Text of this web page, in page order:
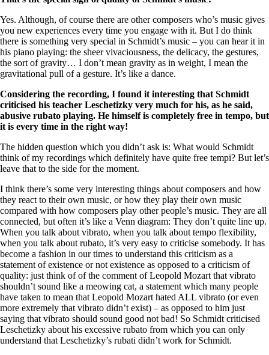
Yes. Although, of course there are other composers who’s music gives
you new experiences every time you engage with it. But I do think
there is something very special in Schmidt’s music – you can hear it in
his piano playing: the sheer vivaciousness, the delicacy, the gestures,
the sort of gravity… I don’t mean gravity as in weight, I mean the
gravitational pull of a gesture. It’s like a dance.
Considering the recording, I found it interesting that Schmidt
criticised his teacher Leschetizky very much for his, as he said,
abusive rubato playing. He himself is completely free in tempo, but
it is every time in the right way!
The hidden question which you didn’t ask is: What would Schmidt
think of my recordings which definitely have quite free tempi? But let’s
leave that to the side for the moment.
I think there’s some very interesting things about composers and how
they react to their own music, or how they play their own music
compared with how composers play other people’s music. They are all
connected, but often it’s like a Venn diagram: They don’t quite line up.
When you talk about vibrato, when you talk about tempo flexibility,
when you talk about rubato, it’s very easy to criticise somebody. It has
become a fashion in our times to understand this criticism as a
statement of existence or not existence as opposed to a criticism of
quality: just think of of the comment of Leopold Mozart that vibrato
shouldn’t sound like a meowing cat, a statement which many people
have taken to mean that Leopold Mozart hated ALL vibrato (or even
more extremely that vibrato didn’t exist) – as opposed to him just
saying that vibrato should sound good not bad! So Schmidt criticised
Leschetizky about his excessive rubato from which you can only
understand that Leschetizky’s rubati didn’t work for Schmidt.